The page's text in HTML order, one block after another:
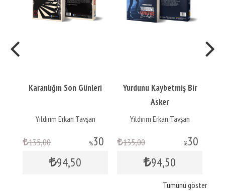
Karanlığın Son Günleri
Yıldırım Erkan Tavşan
%30
135,00
94,50
Yurdunu Kaybetmiş Bir
Asker
Yıldırım Erkan Tavşan
%30
135,00
94,50
Tümünü göster